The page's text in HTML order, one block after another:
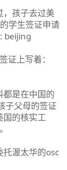
，孩子去过美
学生签证申请
beijing
证上写着：
都是在中国的
子父母的签证
国的核实工
托渥太华的osc